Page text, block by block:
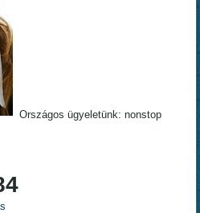
Országos ügyeletünk: nonstop